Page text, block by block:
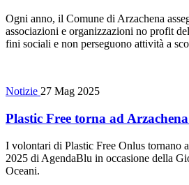
Ogni anno, il Comune di Arzachena
associazioni e organizzazioni no profit
fini sociali e non perseguono attività a
Notizie 27 Mag 2025
Plastic Free torna ad
I volontari di Plastic Free Onlus tornano
2025 di AgendaBlu in occasione della
Oceani.